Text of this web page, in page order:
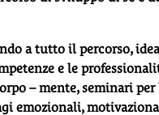
a tutto il percorso,
e le
– mente, seminari
emozionali,